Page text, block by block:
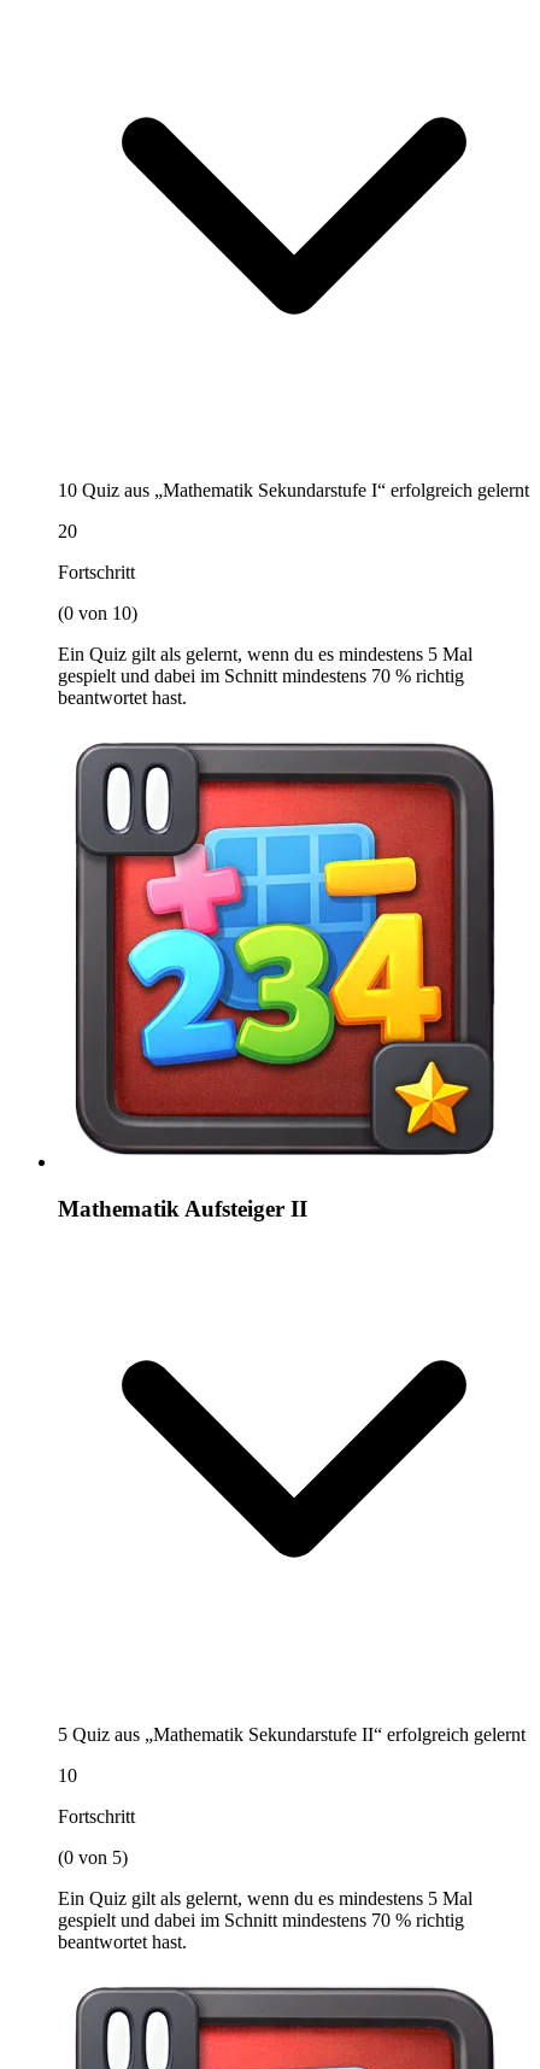
10 Quiz aus „Mathematik Sekundarstufe I“ erfolgreich gelernt
20
Fortschritt
(0 von 10)
Ein Quiz gilt als gelernt, wenn du es mindestens 5 Mal
gespielt und dabei im Schnitt mindestens 70 % richtig
beantwortet hast.
Mathematik Aufsteiger II
5 Quiz aus „Mathematik Sekundarstufe II“ erfolgreich gelernt
10
Fortschritt
(0 von 5)
Ein Quiz gilt als gelernt, wenn du es mindestens 5 Mal
gespielt und dabei im Schnitt mindestens 70 % richtig
beantwortet hast.